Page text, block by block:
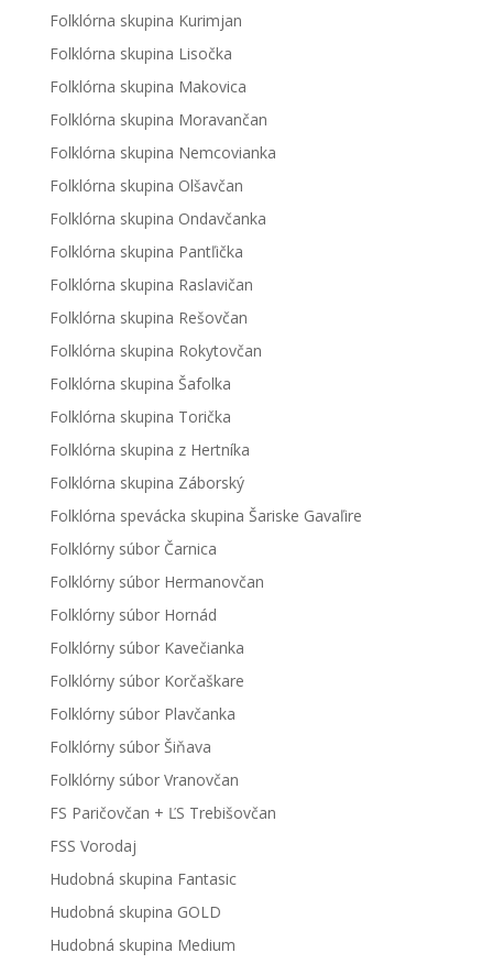
Folklórna skupina Kurimjan
Folklórna skupina Lisočka
Folklórna skupina Makovica
Folklórna skupina Moravančan
Folklórna skupina Nemcovianka
Folklórna skupina Olšavčan
Folklórna skupina Ondavčanka
Folklórna skupina Pantľička
Folklórna skupina Raslavičan
Folklórna skupina Rešovčan
Folklórna skupina Rokytovčan
Folklórna skupina Šafolka
Folklórna skupina Torička
Folklórna skupina z Hertníka
Folklórna skupina Záborský
Folklórna spevácka skupina Šariske Gavaľire
Folklórny súbor Čarnica
Folklórny súbor Hermanovčan
Folklórny súbor Hornád
Folklórny súbor Kavečianka
Folklórny súbor Korčaškare
Folklórny súbor Plavčanka
Folklórny súbor Šiňava
Folklórny súbor Vranovčan
FS Paričovčan + ĽS Trebišovčan
FSS Vorodaj
Hudobná skupina Fantasic
Hudobná skupina GOLD
Hudobná skupina Medium